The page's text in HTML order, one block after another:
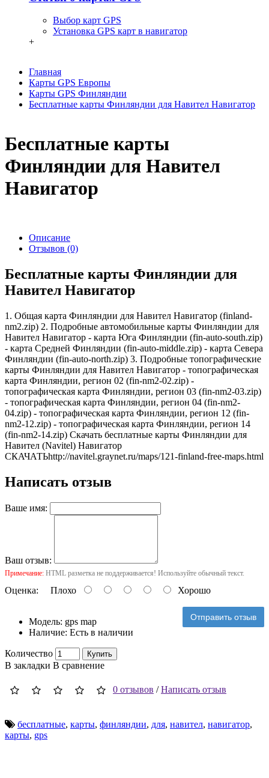
Выбор карт GPS
Установка GPS карт в навигатор
+
Главная
Карты GPS Европы
Карты GPS Финляндии
Бесплатные карты Финляндии для Навител Навигатор
Бесплатные карты
Финляндии для Навител
Навигатор
Описание
Отзывов (0)
Бесплатные карты Финляндии для
Навител Навигатор
1. Общая карта Финляндии для Навител Навигатор (finland-
nm2.zip) 2. Подробные автомобильные карты Финляндии для
Навител Навигатор - карта Юга Финляндии (fin-auto-south.zip)
- карта Средней Финляндии (fin-auto-middle.zip) - карта Севера
Финляндии (fin-auto-north.zip) 3. Подробные топографические
карты Финляндии для Навител Навигатор - топографическая
карта Финляндии, регион 02 (fin-nm2-02.zip) -
топографическая карта Финляндии, регион 03 (fin-nm2-03.zip)
- топографическая карта Финляндии, регион 04 (fin-nm2-
04.zip) - топографическая карта Финляндии, регион 12 (fin-
nm2-12.zip) - топографическая карта Финляндии, регион 14
(fin-nm2-14.zip) Cкачать бесплатные карты Финляндии для
Навител (Navitel) Навигатор
СКАЧАТЬhttp://navitel.graynet.ru/maps/121-finland-free-maps.html
Написать отзыв
Ваше имя:
Ваш отзыв:
Примечание: HTML разметка не поддерживается! Используйте обычный текст.
Оценка: Плохо Хорошо
Отправить отзыв
Модель: gps map
Наличие: Есть в наличии
Количество Купить
В закладки В сравнение
0 отзывов /Написать отзыв
бесплатные, карты, финляндии, для, навител, навигатор,
карты, gps